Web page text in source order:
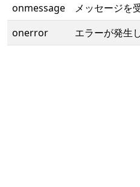
onmessage
メッセージを
onerror
エラーが発生